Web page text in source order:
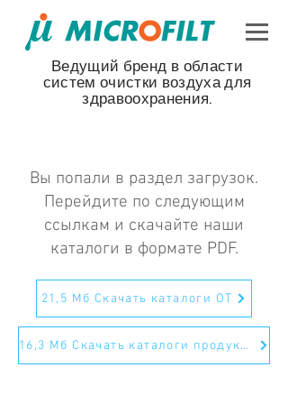
Ведущий бренд в области
систем очистки воздуха для
здравоохранения.
Вы попали в раздел загрузок.
Перейдите по следующим
ссылкам и скачайте наши
каталоги в формате PDF.
21,5 Мб Скачать каталоги ОТ
16,3 Мб Скачать каталоги продукции